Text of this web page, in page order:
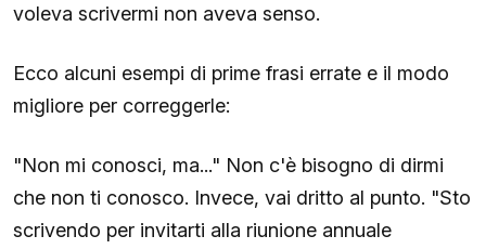
voleva scrivermi non aveva senso.
Ecco alcuni esempi di prime frasi errate e il modo
migliore per correggerle:
"Non mi conosci, ma..." Non c'è bisogno di dirmi
che non ti conosco. Invece, vai dritto al punto. "Sto
scrivendo per invitarti alla riunione annuale